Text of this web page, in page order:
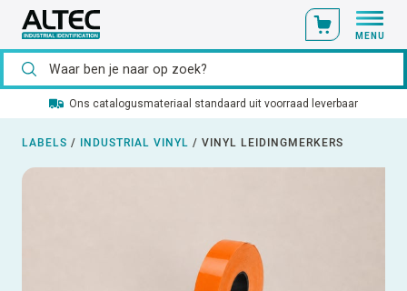
MENU
Ons catalogusmateriaal standaard uit voorraad leverbaar
LABELS / INDUSTRIAL VINYL / VINYL LEIDINGMERKERS